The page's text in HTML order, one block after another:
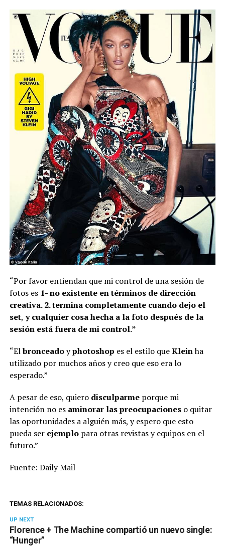
“Por favor entiendan que mi control de una sesión de
fotos es1- no existente en términos de dirección
creativa. 2. termina completamente cuando dejo el
set, y cualquier cosa hecha a la foto después de la
sesión está fuera de mi control.”
“Elbronceadoyphotoshop es el estilo queKleinha
utilizado por muchos años y creo que eso era lo
esperado.”
A pesar de eso, quierodisculparmeporque mi
intención no esaminorar las preocupacioneso quitar
las oportunidades a alguién más, y espero que esto
pueda ser ejemplopara otras revistas y equipos en el
futuro.”
Fuente: Daily Mail
TEMAS RELACIONADOS:
UP NEXT
Florence + The Machine compartió un nuevo single:
“Hunger”